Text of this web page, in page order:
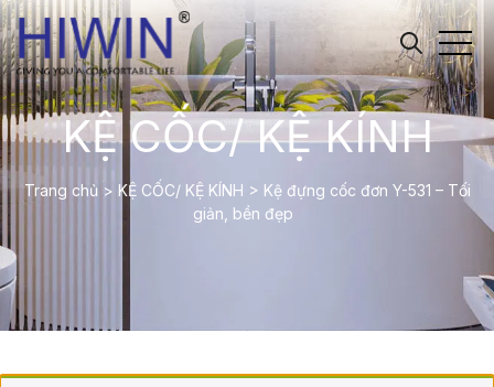
KỆ CỐC/ KỆ KÍNH
Trang chủ > KỆ CỐC/ KỆ KÍNH > Kệ đựng cốc đơn Y-531 – Tối
giản, bền đẹp